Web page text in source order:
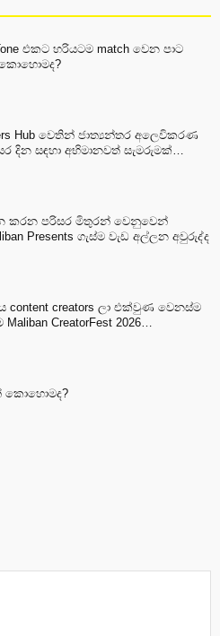
එකට හරියටම match වෙන පාට
Hub වෙතින් ජාත්‍යන්තර අලෙවිකරණ
දින සඳහා අභිමානවත් සැමරුමක්…
කරන පරිසර මිතුරන් වෙනුවෙන්
Presents ගැස්ම වැඩ අල්ලන අවුරුද්ද
content creators ලා එක්වුණ වෙනස්ම
CreatorFest 2026…
කොහොමද?